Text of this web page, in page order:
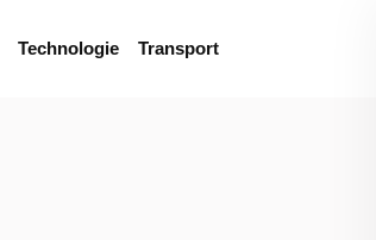
Technologie Transport